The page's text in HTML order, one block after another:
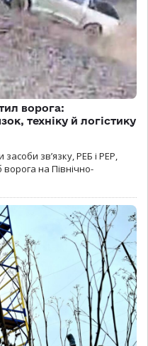
ворога:
техніку й логістику
зв’язку, РЕБ і РЕР,
ворога на Північно-